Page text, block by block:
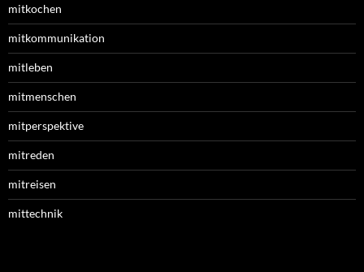
mitkochen
mitkommunikation
mitleben
mitmenschen
mitperspektive
mitreden
mitreisen
mittechnik